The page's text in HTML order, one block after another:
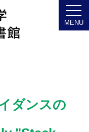
ダンスの